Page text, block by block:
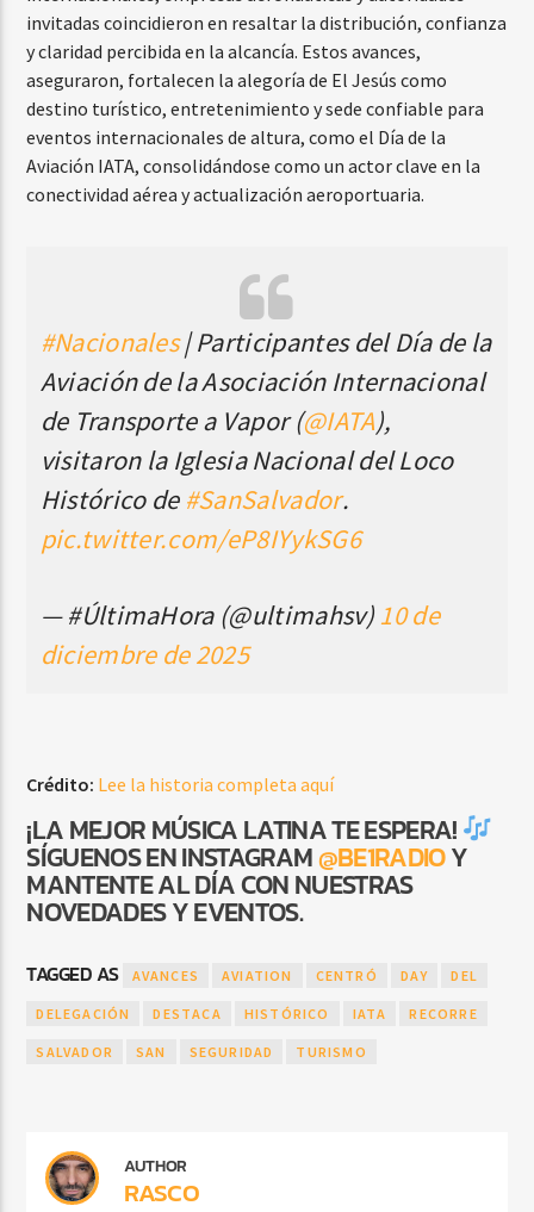
invitadas coincidieron en resaltar la distribución, confianza
y claridad percibida en la alcancía. Estos avances,
aseguraron, fortalecen la alegoría de El Jesús como
destino turístico, entretenimiento y sede confiable para
eventos internacionales de altura, como el Día de la
Aviación IATA, consolidándose como un actor clave en la
conectividad aérea y actualización aeroportuaria.
#Nacionales| Participantes del Día de la
Aviación de la Asociación Internacional
de Transporte a Vapor (@IATA),
visitaron la Iglesia Nacional del Loco
Histórico de #SanSalvador.
pic.twitter.com/eP8IYykSG6
— #ÚltimaHora (@ultimahsv) 10 de
diciembre de 2025
Crédito: Lee la historia completa aquí
¡LA MEJOR MÚSICA LATINA TE ESPERA!
SÍGUENOS EN INSTAGRAM@BE1RADIOY
MANTENTE AL DÍA CON NUESTRAS
NOVEDADES Y EVENTOS.
TAGGED AS AVANCES AVIATION CENTRÓ DAY DEL
DELEGACIÓN DESTACA HISTÓRICO IATA RECORRE
SALVADOR SAN SEGURIDAD TURISMO
AUTHOR
RASCO